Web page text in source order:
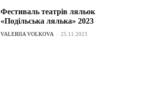
Фестиваль театрів ляльок
«Подільська лялька» 2023
VALERIIA VOLKOVA - 25.11.2023